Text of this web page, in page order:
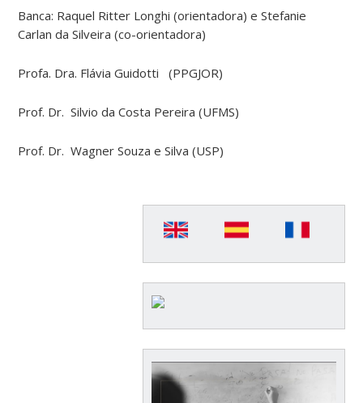
Banca: Raquel Ritter Longhi (orientadora) e Stefanie
Carlan da Silveira (co-orientadora)
Profa. Dra. Flávia Guidotti (PPGJOR)
Prof. Dr. Silvio da Costa Pereira (UFMS)
Prof. Dr. Wagner Souza e Silva (USP)